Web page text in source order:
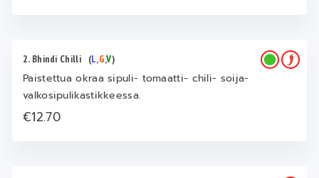
2. Bhindi Chilli (L,G,V)
Paistettua okraa sipuli- tomaatti- chili- soija-
valkosipulikastikkeessa.
€12.70